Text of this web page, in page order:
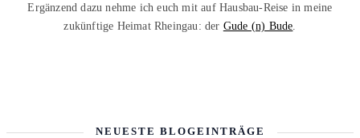
Ergänzend dazu nehme ich euch mit auf Hausbau-Reise in meine
zukünftige Heimat Rheingau: der Gude (n) Bude
NEUESTE BLOGEINTRÄGE